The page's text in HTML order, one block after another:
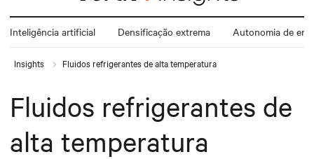
Inteligência artificial Densificação extrema Autonomia de
Insights Fluidos refrigerantes de alta temperatura
Fluidos refrigerantes de
alta temperatura